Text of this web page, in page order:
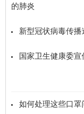
的肺炎
新型冠状病毒传
国家卫生健康委
如何处理这些口罩